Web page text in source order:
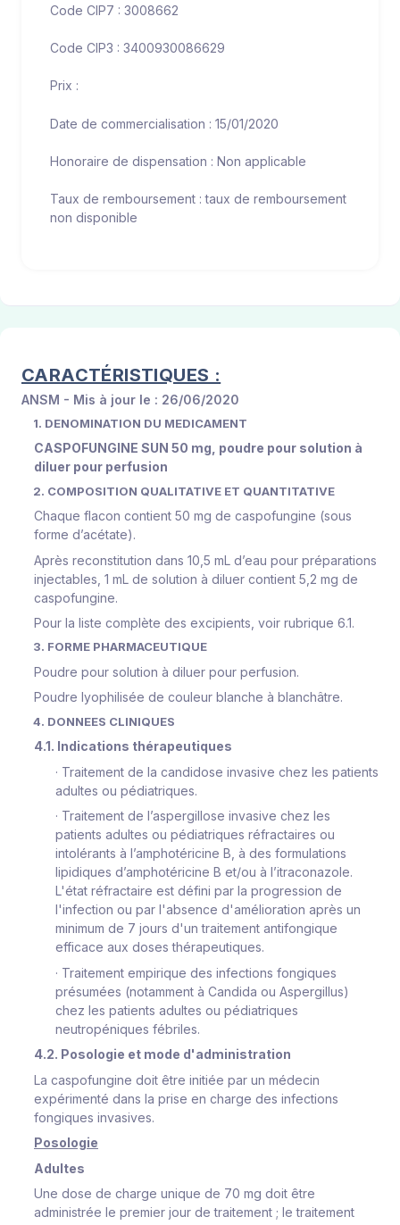
Code CIP7 : 3008662
Code CIP3 : 3400930086629
Prix :
Date de commercialisation : 15/01/2020
Honoraire de dispensation : Non applicable
Taux de remboursement : taux de remboursement
non disponible
CARACTÉRISTIQUES :
ANSM - Mis à jour le : 26/06/2020
1. DENOMINATION DU MEDICAMENT
CASPOFUNGINE SUN 50 mg, poudre pour solution à
diluer pour perfusion
2. COMPOSITION QUALITATIVE ET QUANTITATIVE
Chaque flacon contient 50 mg de caspofungine (sous
forme d’acétate).
Après reconstitution dans 10,5 mL d’eau pour préparations
injectables, 1 mL de solution à diluer contient 5,2 mg de
caspofungine.
Pour la liste complète des excipients, voir rubrique 6.1.
3. FORME PHARMACEUTIQUE
Poudre pour solution à diluer pour perfusion.
Poudre lyophilisée de couleur blanche à blanchâtre.
4. DONNEES CLINIQUES
4.1. Indications thérapeutiques
· Traitement de la candidose invasive chez les patients
adultes ou pédiatriques.
· Traitement de l’aspergillose invasive chez les
patients adultes ou pédiatriques réfractaires ou
intolérants à l’amphotéricine B, à des formulations
lipidiques d’amphotéricine B et/ou à l’itraconazole.
L'état réfractaire est défini par la progression de
l'infection ou par l'absence d'amélioration après un
minimum de 7 jours d'un traitement antifongique
efficace aux doses thérapeutiques.
· Traitement empirique des infections fongiques
présumées (notamment à Candida ou Aspergillus)
chez les patients adultes ou pédiatriques
neutropéniques fébriles.
4.2. Posologie et mode d'administration
La caspofungine doit être initiée par un médecin
expérimenté dans la prise en charge des infections
fongiques invasives.
Posologie
Adultes
Une dose de charge unique de 70 mg doit être
administrée le premier jour de traitement ; le traitement